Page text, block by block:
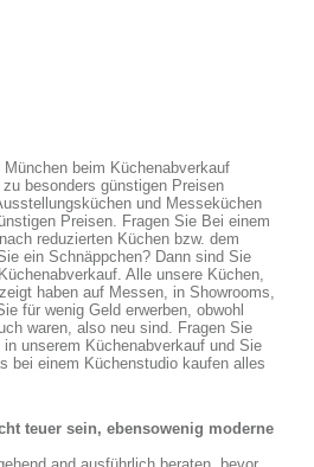
beim Küchenabverkauf
besonders günstigen Preisen
und Messeküchen
Preisen. Fragen Sie Bei einem
reduzierten Küchen bzw. dem
ein Schnäppchen? Dann sind Sie
Alle unsere Küchen,
haben auf Messen, in Showrooms,
für wenig Geld erwerben, obwohl
waren, also neu sind. Fragen Sie
unserem Küchenabverkauf und Sie
bei einem Küchenstudio kaufen alles
teuer sein, ebensowenig moderne